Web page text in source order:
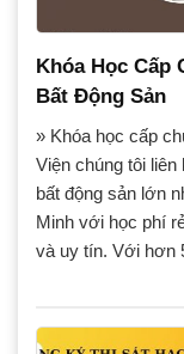
Khóa Học Cấp
Bất Động Sản
» Khóa học cấp
Viện chúng tôi
bất động sản lớn
Minh với học phí
và uy tín. Với hơn